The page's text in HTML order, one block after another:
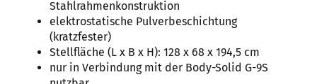
Stahlrahmenkonstruktion
elektrostatische Pulverbeschichtung
(kratzfester)
Stellfläche (L x B x H): 128 x 68 x 194,5 cm
nur in Verbindung mit der Body-Solid G-9S